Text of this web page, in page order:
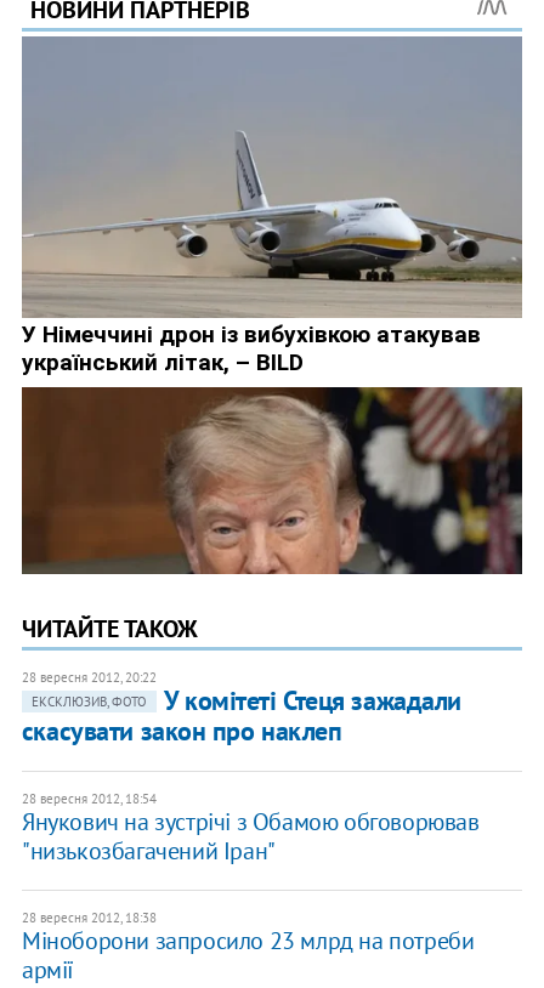
ЧИТАЙТЕ ТАКОЖ
28 вересня 2012, 20:22
ЕКСКЛЮЗИВ, ФОТО
У комітеті Стеця зажадали
скасувати закон про наклеп
28 вересня 2012, 18:54
Янукович на зустрічі з Обамою обговорював
"низькозбагачений Іран"
28 вересня 2012, 18:38
Міноборони запросило 23 млрд на потреби
армії